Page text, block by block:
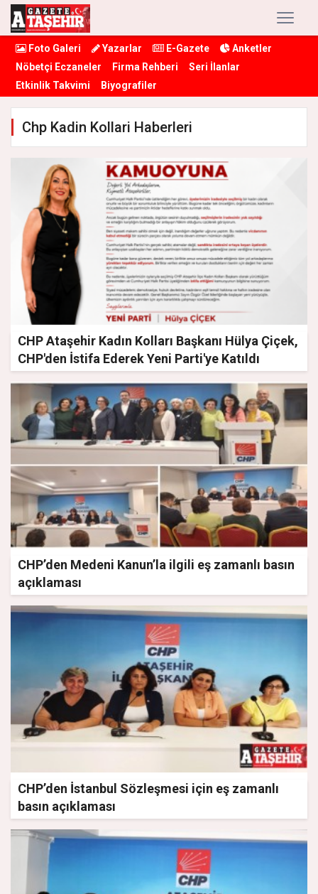
Foto Galeri Yazarlar E-Gazete
Anketler
Nöbetçi Eczaneler
Firma Rehberi
Seri İlanlar
Etkinlik Takvimi
Biyografiler
Chp Kadin Kollari Haberleri
CHP Ataşehir Kadın Kolları Başkanı Hülya Çiçek,
CHP'den İstifa Ederek Yeni Parti'ye Katıldı
CHP’den Medeni Kanun’la ilgili eş zamanlı basın
açıklaması
CHP’den İstanbul Sözleşmesi için eş zamanlı
basın açıklaması